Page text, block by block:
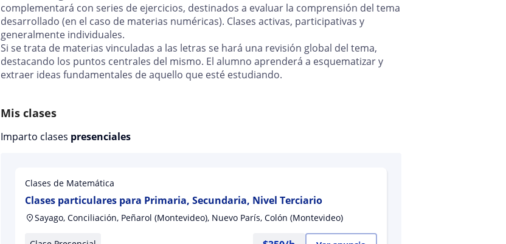
complementará con series de ejercicios, destinados a evaluar la comprensión del tema
desarrollado (en el caso de materias numéricas). Clases activas, participativas y
generalmente individuales.
Si se trata de materias vinculadas a las letras se hará una revisión global del tema,
destacando los puntos centrales del mismo. El alumno aprenderá a esquematizar y
extraer ideas fundamentales de aquello que esté estudiando.
Mis clases
Imparto clases presenciales
Clases de Matemática
Clases particulares para Primaria, Secundaria, Nivel Terciario
Sayago, Conciliación, Peñarol (Montevideo), Nuevo París, Colón (Montevideo)